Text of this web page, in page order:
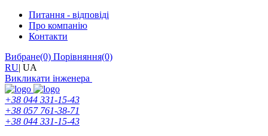
Питання - відповіді
Про компанію
Контакти
Вибране(0) Порівняння(0)
RU| UA
Викликати інженера
+38 044 331-15-43
+38 057 761-38-71
+38 044 331-15-43